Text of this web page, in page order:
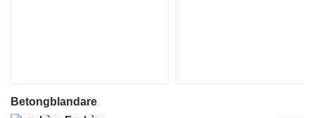
Betongblandare